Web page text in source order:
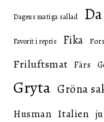
Dagens matiga sallad
Favorit i repris Fika
Friluftsmat Färs
Gryta Gröna
Husman Italien